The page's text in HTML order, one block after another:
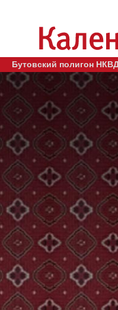
Бутовский полигон